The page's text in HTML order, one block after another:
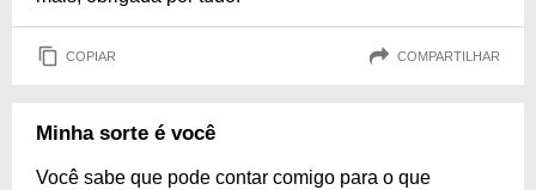
COPIAR COMPARTILHAR
Minha sorte é você
Você sabe que pode contar comigo para o que